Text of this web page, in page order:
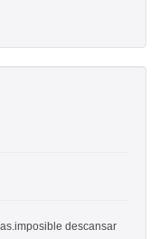
descansar